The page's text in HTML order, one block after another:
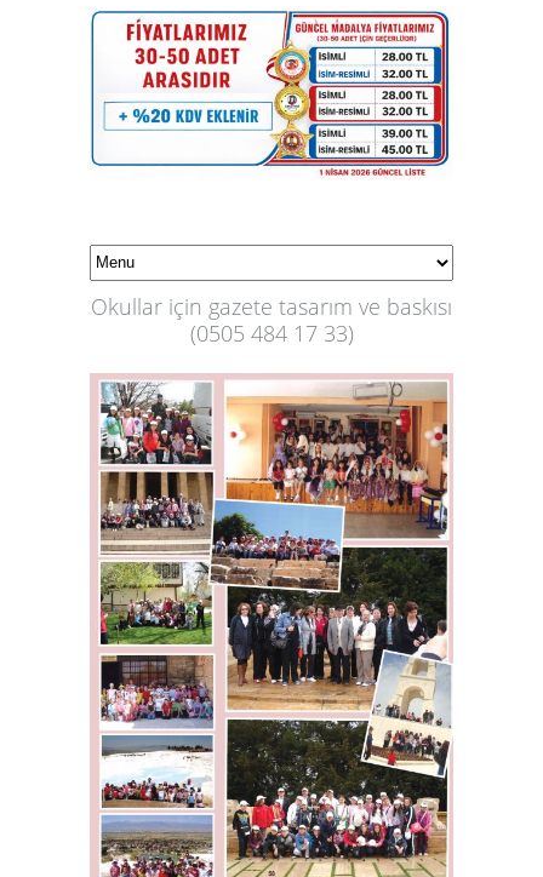
Okullar için gazete tasarım ve baskısı
(0505 484 17 33)